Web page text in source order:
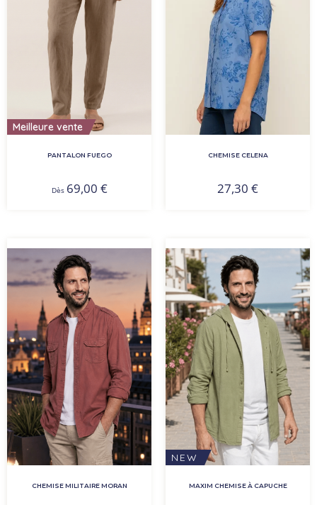
Meilleure vente
PANTALON FUEGO
Dès 69,00 €
CHEMISE CELENA
27,30 €
CHEMISE MILITAIRE MORAN
NEW
MAXIM CHEMISE À CAPUCHE